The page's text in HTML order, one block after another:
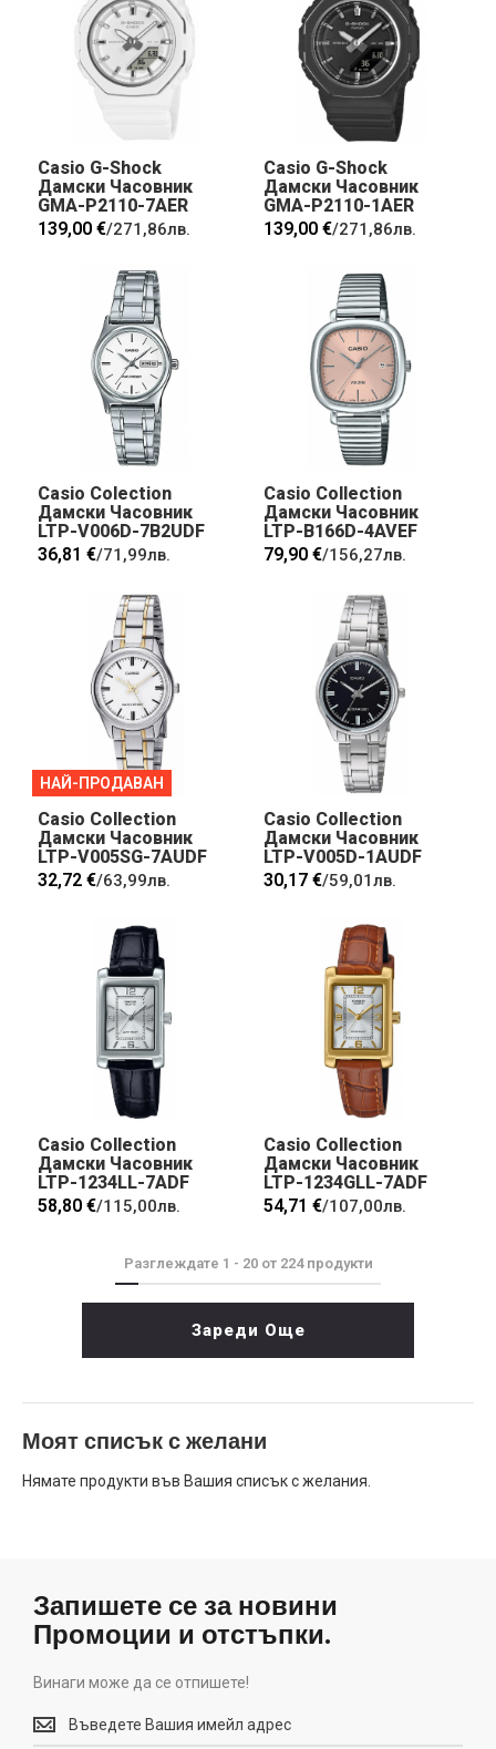
Casio G-Shock
Дамски Часовник
GMA-P2110-7AER
139,00 €/271,86лв.
Casio G-Shock
Дамски Часовник
GMA-P2110-1AER
139,00 €/271,86лв.
Casio Colection
Дамски Часовник
LTP-V006D-7B2UDF
36,81 €/71,99лв.
Casio Collection
Дамски Часовник
LTP-B166D-4AVEF
79,90 €/156,27лв.
НАЙ-ПРОДАВАН
Casio Collection
Дамски Часовник
LTP-V005SG-7AUDF
32,72 €/63,99лв.
Casio Collection
Дамски Часовник
LTP-V005D-1AUDF
30,17 €/59,01лв.
Casio Collection
Дамски Часовник
LTP-1234LL-7ADF
58,80 €/115,00лв.
Casio Collection
Дамски Часовник
LTP-1234GLL-7ADF
54,71 €/107,00лв.
Разглеждате 1 - 20от 224продукти
Зареди Още
Моят списък с желани
Нямате продукти във Вашия списък с желания.
Запишете се за новини
Промоции и отстъпки.
Винаги може да се отпишете!
Винаги
може